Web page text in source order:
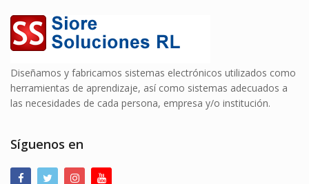
Diseñamos y fabricamos sistemas electrónicos utilizados como
herramientas de aprendizaje, así como sistemas adecuados a
las necesidades de cada persona, empresa y/o institución.
Síguenos en